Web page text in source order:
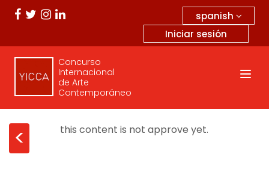
spanish
Iniciar sesión
Concurso
Internacional
de Arte
Contemporáneo
< this content is not approve yet.